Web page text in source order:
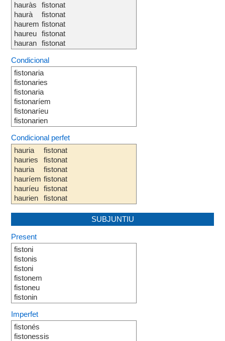
hauràs
haurà
haurem
haureu
hauran
fistonat
fistonat
fistonat
fistonat
fistonat
Condicional
fistonaria
fistonaries
fistonaria
fistonaríem
fistonaríeu
fistonarien
Condicional perfet
hauria
hauries
hauria
hauríem
hauríeu
haurien
fistonat
fistonat
fistonat
fistonat
fistonat
fistonat
SUBJUNTIU
Present
fistoni
fistonis
fistoni
fistonem
fistoneu
fistonin
Imperfet
fistonés
fistonessis